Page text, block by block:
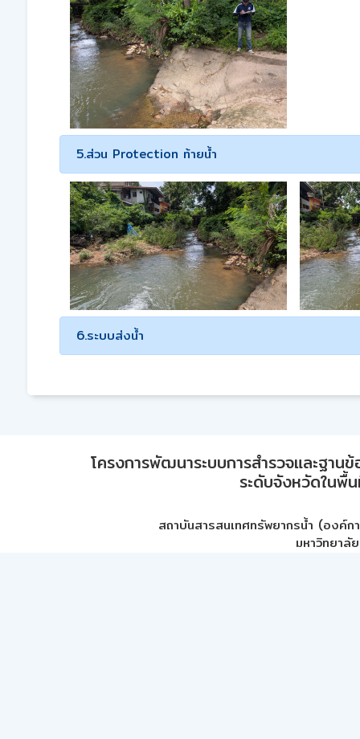
5.ส่วน Protection ท้ายน้ำ
6.ระบบส่งน้ำ
โครงการพัฒนาระบบการสำรวจและฐา
ระดับจังหวัดในพื้
สถาบันสารสนเทศทรัพยากรน้ำ (องค์ก
มหาวิทยาลั